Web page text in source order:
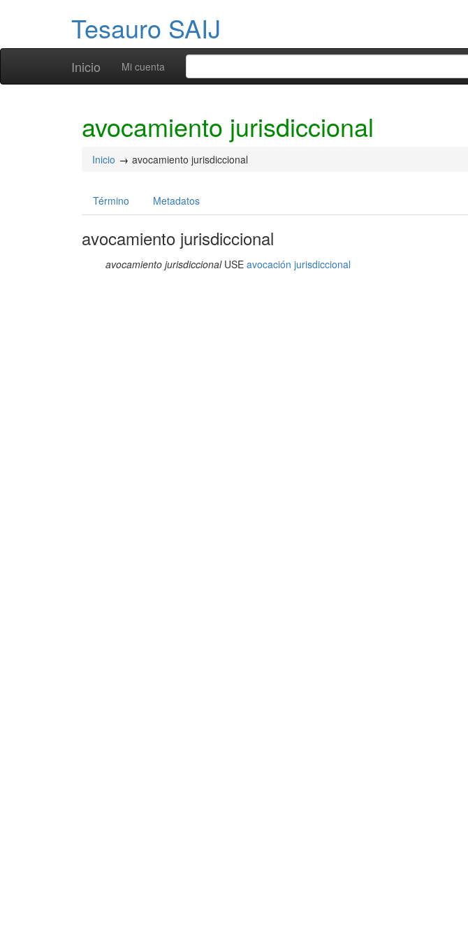
Tesauro SAIJ
Inicio Mi cuenta
avocamiento jurisdiccional
Inicio avocamiento jurisdiccional
Término Metadatos
avocamiento jurisdiccional
avocamiento jurisdiccionalUSEavocación jurisdiccional